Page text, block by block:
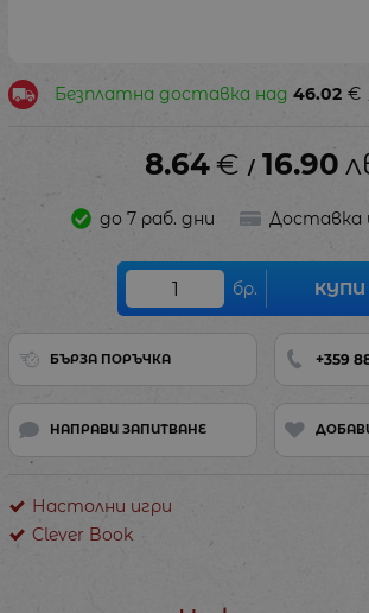
Безплатна доставка над 46.02 €
8.64€ / 16.90
до 7 раб. дни Доставка
бр. КУПИ
БЪРЗА ПОРЪЧКА +359
НАПРАВИ ЗАПИТВАНЕ
Настолни игри
Clever Book